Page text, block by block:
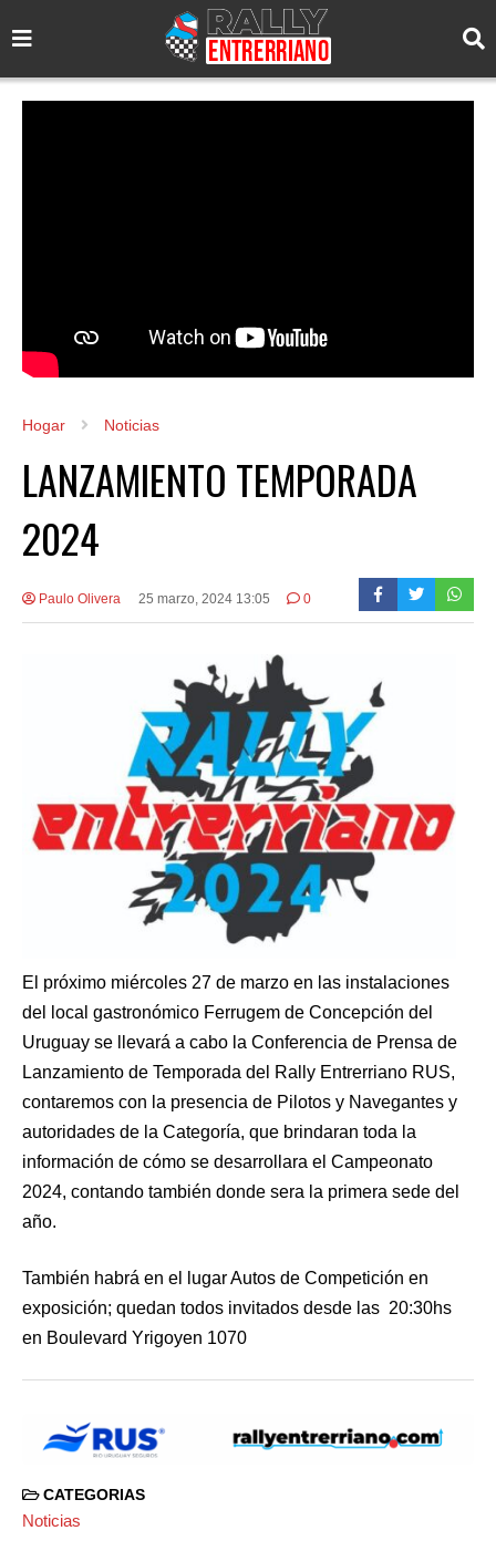
Hogar Noticias
LANZAMIENTO TEMPORADA
2024
Paulo Olivera 25 marzo, 2024 13:05 0
El próximo miércoles 27 de marzo en las instalaciones
del local gastronómico Ferrugem de Concepción del
Uruguay se llevará a cabo la Conferencia de Prensa de
Lanzamiento de Temporada del Rally Entrerriano RUS,
contaremos con la presencia de Pilotos y Navegantes y
autoridades de la Categoría, que brindaran toda la
información de cómo se desarrollara el Campeonato
2024, contando también donde sera la primera sede del
año.
También habrá en el lugar Autos de Competición en
exposición; quedan todos invitados desde las 20:30hs
en Boulevard Yrigoyen 1070
CATEGORIAS
Noticias